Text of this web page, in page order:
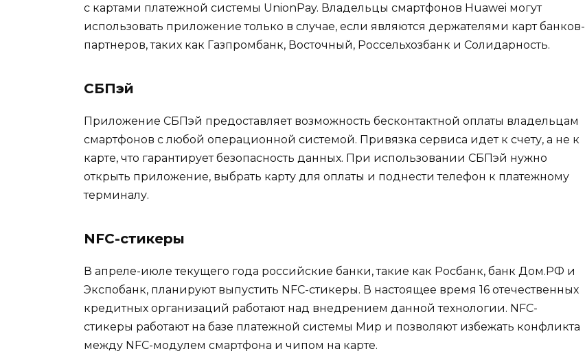
с картами платежной системы UnionPay. Владельцы смартфонов Huawei могут
использовать приложение только в случае, если являются держателями карт банков-
партнеров, таких как Газпромбанк, Восточный, Россельхозбанк и Солидарность.
СБПэй
Приложение СБПэй предоставляет возможность бесконтактной оплаты владельцам
смартфонов с любой операционной системой. Привязка сервиса идет к счету, а не к
карте, что гарантирует безопасность данных. При использовании СБПэй нужно
открыть приложение, выбрать карту для оплаты и поднести телефон к платежному
терминалу.
NFC-стикеры
В апреле-июле текущего года российские банки, такие как Росбанк, банк Дом.РФ и
Экспобанк, планируют выпустить NFC-стикеры. В настоящее время 16 отечественных
кредитных организаций работают над внедрением данной технологии. NFC-
стикеры работают на базе платежной системы Мир и позволяют избежать конфликта
между NFC-модулем смартфона и чипом на карте.